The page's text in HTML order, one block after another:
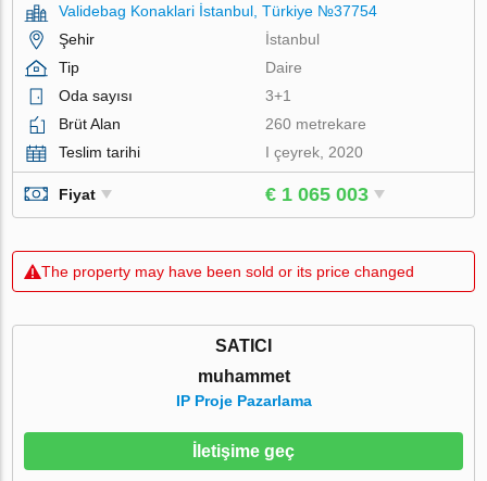
Validebag Konaklari İstanbul, Türkiye №37754
Şehir
İstanbul
Tip
Daire
Oda sayısı
3+1
Brüt Alan
260 metrekare
Teslim tarihi
I çeyrek, 2020
Fiyat € 1 065 003
The property may have been sold or its price changed
SATICI
muhammet
IP Proje Pazarlama
İletişime geç